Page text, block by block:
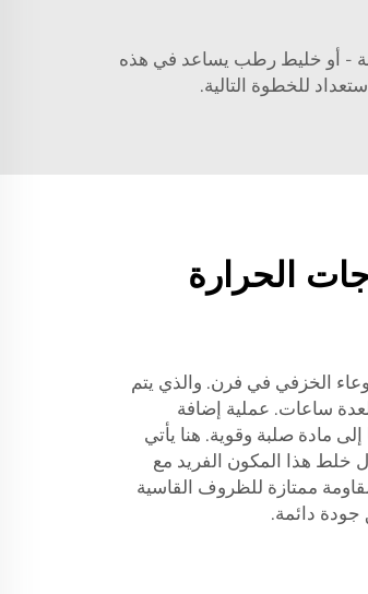
- أو خليط رطب يساعد في هذه
للخطوة التالية.
الحرارة
الخزفي في فرن. والذي يتم
ساعات. عملية إضافة
مادة صلبة وقوية. هنا يأتي
خلط هذا المكون الفريد مع
ممتازة للظروف القاسية
جودة دائمة.